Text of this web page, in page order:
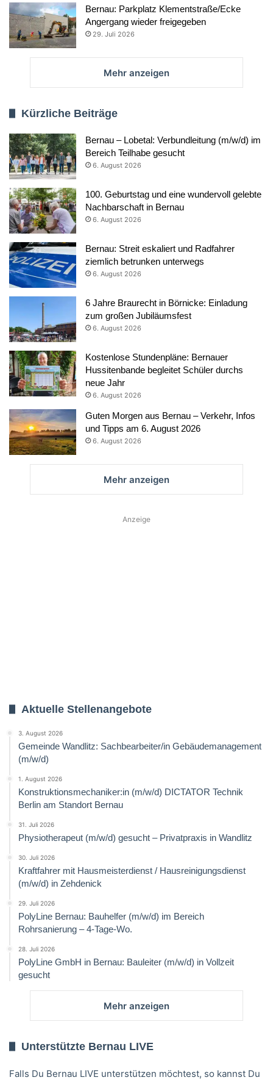
Bernau: Parkplatz Klementstraße/Ecke
Angergang wieder freigegeben
29. Juli 2026
Mehr anzeigen
Kürzliche Beiträge
Bernau – Lobetal: Verbundleitung (m/w/d) im
Bereich Teilhabe gesucht
6. August 2026
100. Geburtstag und eine wundervoll gelebte
Nachbarschaft in Bernau
6. August 2026
Bernau: Streit eskaliert und Radfahrer
ziemlich betrunken unterwegs
6. August 2026
6 Jahre Braurecht in Börnicke: Einladung
zum großen Jubiläumsfest
6. August 2026
Kostenlose Stundenpläne: Bernauer
Hussitenbande begleitet Schüler durchs
neue Jahr
6. August 2026
Guten Morgen aus Bernau – Verkehr, Infos
und Tipps am 6. August 2026
6. August 2026
Mehr anzeigen
Anzeige
Aktuelle Stellenangebote
3. August 2026
Gemeinde Wandlitz: Sachbearbeiter/in Gebäudemanagement
(m/w/d)
1. August 2026
Konstruktionsmechaniker:in (m/w/d) DICTATOR Technik
Berlin am Standort Bernau
31. Juli 2026
Physiotherapeut (m/w/d) gesucht – Privatpraxis in Wandlitz
30. Juli 2026
Kraftfahrer mit Hausmeisterdienst / Hausreinigungsdienst
(m/w/d) in Zehdenick
29. Juli 2026
PolyLine Bernau: Bauhelfer (m/w/d) im Bereich
Rohrsanierung – 4-Tage-Wo.
28. Juli 2026
PolyLine GmbH in Bernau: Bauleiter (m/w/d) in Vollzeit
gesucht
Mehr anzeigen
Unterstützte Bernau LIVE
Falls Du Bernau LIVE unterstützen möchtest, so kannst Du